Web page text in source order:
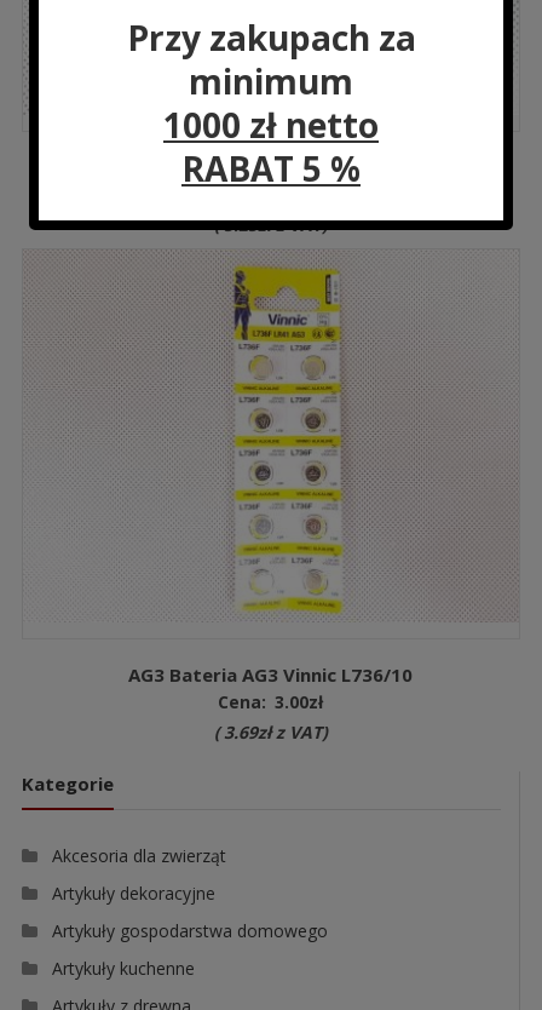
8368 Bateria PANASONIC R20/BI/2
(5.25złz VAT)
AG3 Bateria AG3 Vinnic L736/10
Cena: 3.00zł
( 3.69złz VAT)
Kategorie
Akcesoria dla zwierząt
Artykuły dekoracyjne
Artykuły gospodarstwa domowego
Artykuły kuchenne
Przy zakupach za
minimum
1000 zł netto
RABAT 5 %